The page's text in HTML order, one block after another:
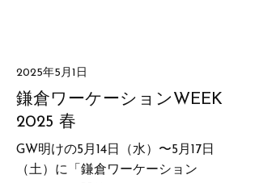
2025年5月1日
鎌倉ワーケーションWEEK
2025 春
GW明けの5月14日（水）〜5月17日
（土）に「鎌倉ワーケーション